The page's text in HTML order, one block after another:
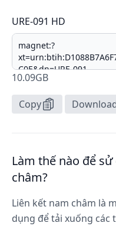
URE-091 HD
10.09GB
Copy
Làm thế nào để
châm?
Liên kết nam châm là
dụng để tải xuống các